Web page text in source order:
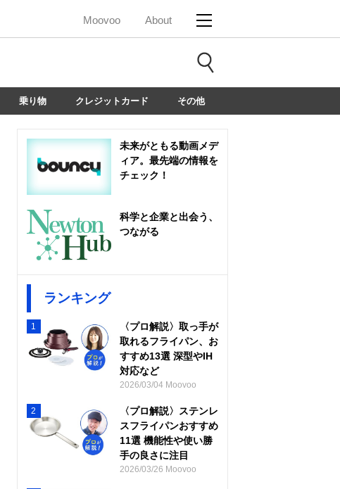
Moovoo About
乗り物 クレジットカード その他
未来がともる動画メデ
ィア。最先端の情報を
チェック！
科学と企業と出会う、
つながる
ランキング
1
〈プロ解説〉取っ手が
取れるフライパン、お
すすめ13選 深型やIH
対応など
2026/03/04 Moovoo
2
〈プロ解説〉ステンレ
スフライパンおすすめ
11選 機能性や使い勝
手の良さに注目
2026/03/26 Moovoo